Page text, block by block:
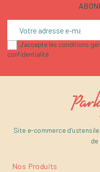
J'accepte les conditions
confidentialité
Site e-commerce
Nos Produits